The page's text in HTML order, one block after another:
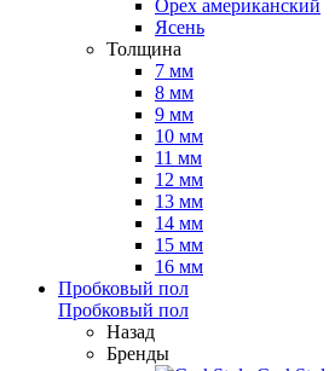
Орех американский
Ясень
Толщина
7 мм
8 мм
9 мм
10 мм
11 мм
12 мм
13 мм
14 мм
15 мм
16 мм
Пробковый пол
Пробковый пол
Назад
Бренды